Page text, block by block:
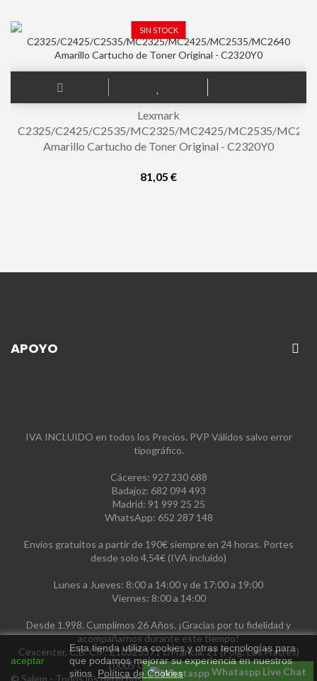
SIN STOCK
Lexmark
C2325/C2425/C2535/MC2325/MC2425/MC2535/
Amarillo Cartucho de Toner Original - C2320Y0
81,05 €
APOYO
IVA INCLUIDO en todos los Precios. PVP Válidos salvo error
tipográfico.
Cáceres: 927 230 688
Badajoz: 682 094 493
Madrid: 91 999 25 25
WhatsApp: 652 287 148
Envíos gratuitos a partir de 190€ siempre en 24 horas. Portes
desde solo 4,54€ (IVA incluido)
Lunes a Jueves: 8:00 a 14:00 y de 17:00 a 19:00
Viernes: 8:00 a 14:00
Desde 1.998. Cumplimos 26 Años. ¡Gracias por tu fidelidad y
acompañarnos durante este tiempo!
Cexcenter, C.B. CIF: E10325371 c/Francia, 21 (Polg. Los Fratres)
10005 Cáceres, España
aceptar
Esta tienda utiliza cookies y otras tecnologías para
que podamos mejorar su experiencia en nuestros
sitios. Política de Cookies Whataspp Live Chat